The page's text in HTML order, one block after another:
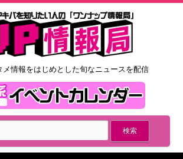
メ情報をはじめとした旬なニュースを配信